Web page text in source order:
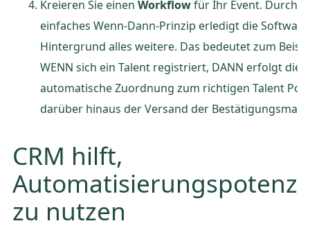
Kreieren Sie einen Workflowfür Ihr Event. Durch
einfaches Wenn-Dann-Prinzip erledigt die
Hintergrund alles weitere. Das bedeutet zum
WENN sich ein Talent registriert, DANN erfolgt die
automatische Zuordnung zum richtigen Talent
darüber hinaus der Versand der Bestätigungsmail.
CRM hilft,
zu nutzen